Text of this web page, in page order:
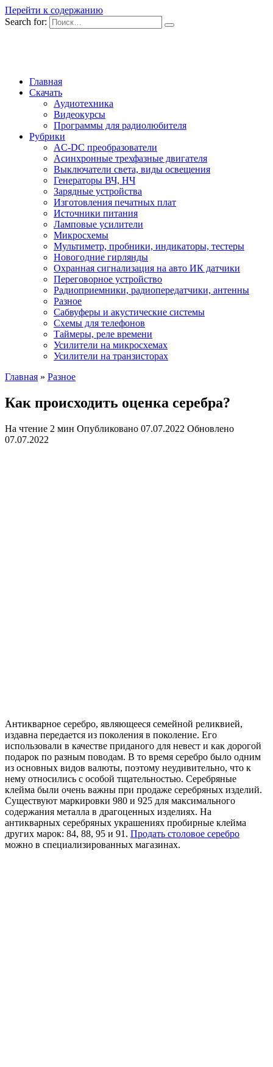
Перейти к содержанию
Search for:
Главная
Скачать
Аудиотехника
Видеокурсы
Программы для радиолюбителя
Рубрики
AC-DC преобразователи
Асинхронные трехфазные двигателя
Выключатели света, виды освещения
Генераторы ВЧ, НЧ
Зарядные устройства
Изготовления печатных плат
Источники питания
Ламповые усилители
Микросхемы
Мультиметр, пробники, индикаторы, тестеры
Новогодние гирлянды
Охранная сигнализация на авто ИК датчики
Переговорное устройство
Радиоприемники, радиопередатчики, антенны
Разное
Сабвуферы и акустические системы
Схемы для телефонов
Таймеры, реле времени
Усилители на микросхемах
Усилители на транзисторах
Главная » Разное
Как происходить оценка серебра?
На чтение 2 мин Опубликовано 07.07.2022 Обновлено
07.07.2022
Антикварное серебро, являющееся семейной реликвией,
издавна передается из поколения в поколение. Его
использовали в качестве приданого для невест и как дорогой
подарок по разным поводам. В то время серебро было одним
из основных видов валюты, поэтому неудивительно, что к
нему относились с особой тщательностью. Серебряные
клейма были очень важны при продаже серебряных изделий.
Существуют маркировки 980 и 925 для максимального
содержания металла в драгоценных изделиях. На
антикварных серебряных украшениях пробирные клейма
других марок: 84, 88, 95 и 91. Продать столовое серебро
можно в специализированных магазинах.